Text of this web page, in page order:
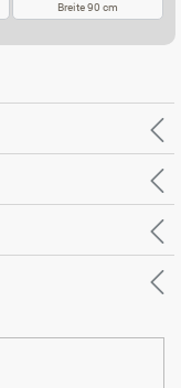
Breite 90 cm